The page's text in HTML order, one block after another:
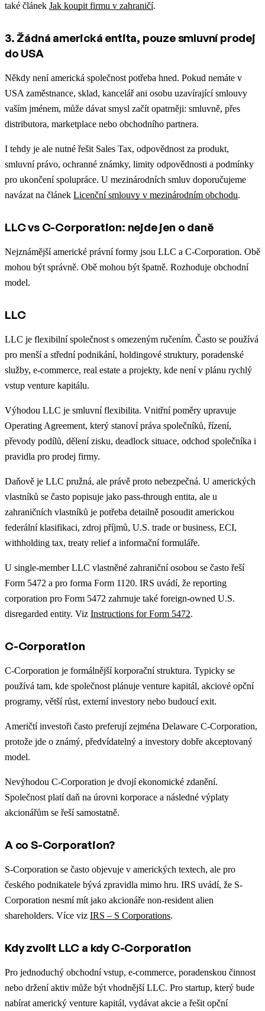
také článek Jak koupit firmu v zahraničí.
3. Žádná americká entita, pouze smluvní prodej
do USA
Někdy není americká společnost potřeba hned. Pokud nemáte v
USA zaměstnance, sklad, kancelář ani osobu uzavírající smlouvy
vaším jménem, může dávat smysl začít opatrněji: smluvně, přes
distributora, marketplace nebo obchodního partnera.
I tehdy je ale nutné řešit Sales Tax, odpovědnost za produkt,
smluvní právo, ochranné známky, limity odpovědnosti a podmínky
pro ukončení spolupráce. U mezinárodních smluv doporučujeme
navázat na článek Licenční smlouvy v mezinárodním obchodu.
LLC vs C-Corporation: nejde jen o daně
Nejznámější americké právní formy jsou LLC a C-Corporation. Obě
mohou být správně. Obě mohou být špatně. Rozhoduje obchodní
model.
LLC
LLC je flexibilní společnost s omezeným ručením. Často se používá
pro menší a střední podnikání, holdingové struktury, poradenské
služby, e-commerce, real estate a projekty, kde není v plánu rychlý
vstup venture kapitálu.
Výhodou LLC je smluvní flexibilita. Vnitřní poměry upravuje
Operating Agreement, který stanoví práva společníků, řízení,
převody podílů, dělení zisku, deadlock situace, odchod společníka i
pravidla pro prodej firmy.
Daňově je LLC pružná, ale právě proto nebezpečná. U amerických
vlastníků se často popisuje jako pass-through entita, ale u
zahraničních vlastníků je potřeba detailně posoudit americkou
federální klasifikaci, zdroj příjmů, U.S. trade or business, ECI,
withholding tax, treaty relief a informační formuláře.
U single-member LLC vlastněné zahraniční osobou se často řeší
Form 5472 a pro forma Form 1120. IRS uvádí, že reporting
corporation pro Form 5472 zahrnuje také foreign-owned U.S.
disregarded entity. Viz Instructions for Form 5472.
C-Corporation
C-Corporation je formálnější korporační struktura. Typicky se
používá tam, kde společnost plánuje venture kapitál, akciové opční
programy, větší růst, externí investory nebo budoucí exit.
Američtí investoři často preferují zejména Delaware C-Corporation,
protože jde o známý, předvídatelný a investory dobře akceptovaný
model.
Nevýhodou C-Corporation je dvojí ekonomické zdanění.
Společnost platí daň na úrovni korporace a následné výplaty
akcionářům se řeší samostatně.
A co S-Corporation?
S-Corporation se často objevuje v amerických textech, ale pro
českého podnikatele bývá zpravidla mimo hru. IRS uvádí, že S-
Corporation nesmí mít jako akcionáře non-resident alien
shareholders. Více viz IRS – S Corporations.
Kdy zvolit LLC a kdy C-Corporation
Pro jednoduchý obchodní vstup, e-commerce, poradenskou činnost
nebo držení aktiv může být vhodnější LLC. Pro startup, který bude
nabírat americký venture kapitál, vydávat akcie a řešit opční